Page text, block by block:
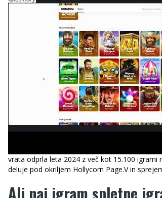
vrata odprla leta 2024 z več kot 15.100
deluje pod okriljem Hollycorn Page.V in
Ali naj igram spletne